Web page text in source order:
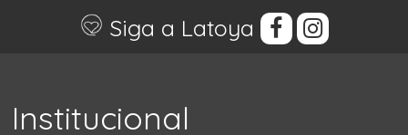
Siga a Latoya
Institucional